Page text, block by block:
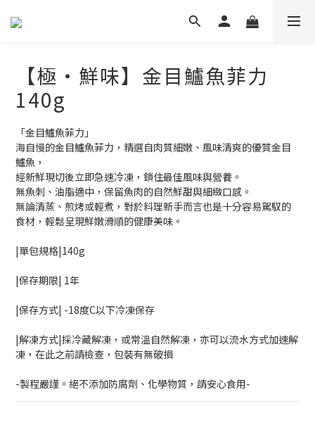
【極・鮮味】金目鱸魚菲力
140g
「金目鱸魚菲力」
海自慢的金目鱸魚菲力，精選自肉質細嫩、風味清爽的優質金目
鱸魚，
經新鮮現切後立即急速冷凍，鎖住最佳風味與營養。
無魚刺、油脂適中，保留魚肉的自然鮮甜與細緻口感。
無論清蒸、煎烤或輕煮，對於料理新手而言也是十分容易駕馭的
食材，輕鬆呈現鮮嫩滑順的健康美味。
|單包規格|140g
|保存期限| 1年
|保存⽅式| -18度C以下冷凍保存
|解凍方式|採冷藏解凍，或常溫自然解凍，亦可以流水方式加速解
凍，在此之前請檢查，包裝有無破損
-製程嚴謹。絕不添加防腐劑、化學物質，請安心食用-